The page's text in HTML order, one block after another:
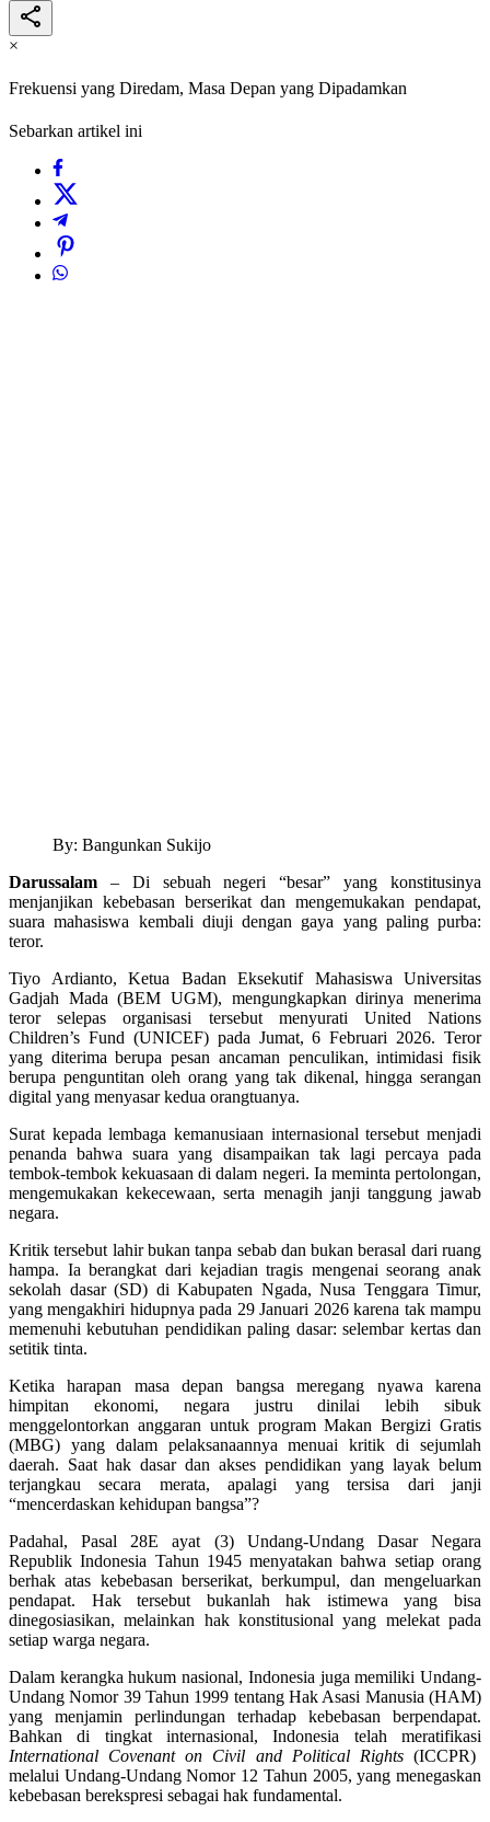
×
Frekuensi yang Diredam, Masa Depan yang Dipadamkan
Sebarkan artikel ini
By: Bangunkan Sukijo
Darussalam – Di sebuah negeri “besar” yang konstitusinya
menjanjikan kebebasan berserikat dan mengemukakan pendapat,
suara mahasiswa kembali diuji dengan gaya yang paling purba:
teror.
Tiyo Ardianto, Ketua Badan Eksekutif Mahasiswa Universitas
Gadjah Mada (BEM UGM), mengungkapkan dirinya menerima
teror selepas organisasi tersebut menyurati United Nations
Children’s Fund (UNICEF) pada Jumat, 6 Februari 2026. Teror
yang diterima berupa pesan ancaman penculikan, intimidasi fisik
berupa penguntitan oleh orang yang tak dikenal, hingga serangan
digital yang menyasar kedua orangtuanya.
Surat kepada lembaga kemanusiaan internasional tersebut menjadi
penanda bahwa suara yang disampaikan tak lagi percaya pada
tembok-tembok kekuasaan di dalam negeri. Ia meminta pertolongan,
mengemukakan kekecewaan, serta menagih janji tanggung jawab
negara.
Kritik tersebut lahir bukan tanpa sebab dan bukan berasal dari ruang
hampa. Ia berangkat dari kejadian tragis mengenai seorang anak
sekolah dasar (SD) di Kabupaten Ngada, Nusa Tenggara Timur,
yang mengakhiri hidupnya pada 29 Januari 2026 karena tak mampu
memenuhi kebutuhan pendidikan paling dasar: selembar kertas dan
setitik tinta.
Ketika harapan masa depan bangsa meregang nyawa karena
himpitan ekonomi, negara justru dinilai lebih sibuk
menggelontorkan anggaran untuk program Makan Bergizi Gratis
(MBG) yang dalam pelaksanaannya menuai kritik di sejumlah
daerah. Saat hak dasar dan akses pendidikan yang layak belum
terjangkau secara merata, apalagi yang tersisa dari janji
“mencerdaskan kehidupan bangsa”?
Padahal, Pasal 28E ayat (3) Undang-Undang Dasar Negara
Republik Indonesia Tahun 1945 menyatakan bahwa setiap orang
berhak atas kebebasan berserikat, berkumpul, dan mengeluarkan
pendapat. Hak tersebut bukanlah hak istimewa yang bisa
dinegosiasikan, melainkan hak konstitusional yang melekat pada
setiap warga negara.
Dalam kerangka hukum nasional, Indonesia juga memiliki Undang-
Undang Nomor 39 Tahun 1999 tentang Hak Asasi Manusia (HAM)
yang menjamin perlindungan terhadap kebebasan berpendapat.
Bahkan di tingkat internasional, Indonesia telah meratifikasi
International Covenant on Civil and Political Rights(ICCPR)
melalui Undang-Undang Nomor 12 Tahun 2005, yang menegaskan
kebebasan berekspresi sebagai hak fundamental.